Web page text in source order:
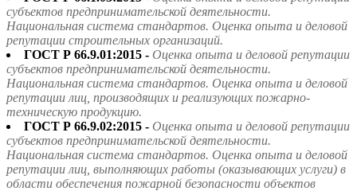
субъектов предпринимательской деятельности.
Национальная система стандартов. Оценка опыта и деловой
репутации строительных организаций.
ГОСТ Р 66.9.01:2015 - Оценка опыта и деловой репутации
субъектов предпринимательской деятельности.
Национальная система стандартов. Оценка опыта и деловой
репутации лиц, производящих и реализующих пожарно-
техническую продукцию.
ГОСТ Р 66.9.02:2015 - Оценка опыта и деловой репутации
субъектов предпринимательской деятельности.
Национальная система стандартов. Оценка опыта и деловой
репутации лиц, выполняющих работы (оказывающих услуги) в
области обеспечения пожарной безопасности объектов